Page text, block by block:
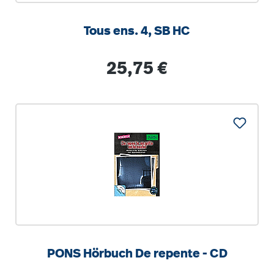
Tous ens. 4, SB HC
Regulärer Preis:
25,75 €
PONS Hörbuch De repente - CD